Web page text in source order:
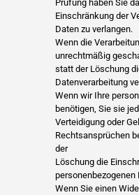
Prüfung haben Sie
Einschränkung der
Daten zu verlangen.
Wenn die
unrechtmäßig
statt der Löschung
Datenverarbeitung
Wenn wir Ihre
benötigen, Sie sie
Verteidigung oder
Rechtsansprüchen
der
Löschung die
personenbezogenen
Wenn Sie einen